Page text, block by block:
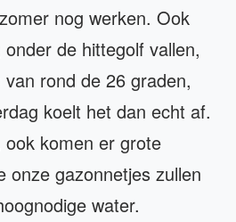
nog werken. Ook
de hittegolf vallen,
rond de 26 graden,
koelt het dan echt af.
komen er grote
onze gazonnetjes zullen
water.